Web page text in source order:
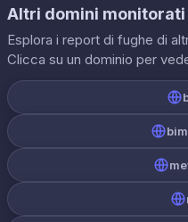
Altri domini monitorati
Esplora i report di fughe di
Clicca su un dominio per